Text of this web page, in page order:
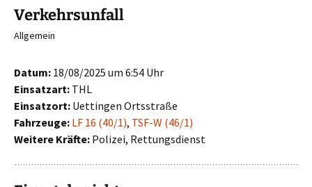
Verkehrsunfall
Allgemein
Datum: 18/08/2025 um 6:54 Uhr
Einsatzart: THL
Einsatzort: Uettingen Ortsstraße
Fahrzeuge: LF 16 (40/1), TSF-W (46/1)
Weitere Kräfte: Polizei, Rettungsdienst